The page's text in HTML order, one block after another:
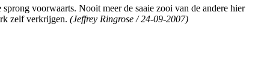
voorwaarts. Nooit meer de saaie zooi van de andere hier
zelf verkrijgen. (Jeffrey Ringrose / 24-09-2007)